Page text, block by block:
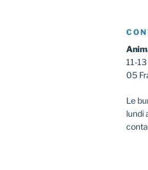
11-
05
Le
lundi